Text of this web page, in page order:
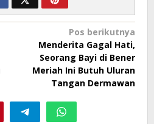
Pos berikutnya
Menderita Gagal Hati,
Seorang Bayi di Bener
Meriah Ini Butuh Uluran
Tangan Dermawan